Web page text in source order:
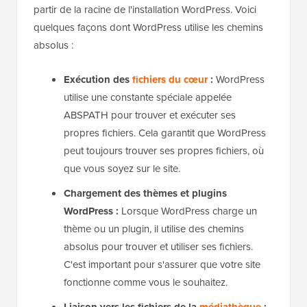
partir de la racine de l'installation WordPress. Voici
quelques façons dont WordPress utilise les chemins
absolus :
Exécution desfichiers du cœur: WordPress
utilise une constante spéciale appelée
ABSPATH pour trouver et exécuter ses
propres fichiers. Cela garantit que WordPress
peut toujours trouver ses propres fichiers, où
que vous soyez sur le site.
Chargement des thèmes et plugins
WordPress : Lorsque WordPress charge un
thème ou un plugin, il utilise des chemins
absolus pour trouver et utiliser ses fichiers.
C'est important pour s'assurer que votre site
fonctionne comme vous le souhaitez.